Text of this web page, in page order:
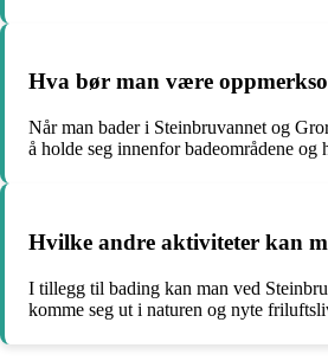
Hva bør man være
Når man bader i Steinbruvannet og
å holde seg innenfor badeområdene og
Hvilke andre aktiviteter kan
I tillegg til bading kan man ved
komme seg ut i naturen og nyte